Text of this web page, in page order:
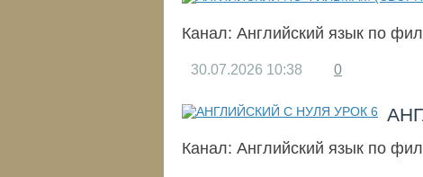
Канал: Английский язык по
30.07.2026 10:38 0
Канал: Английский язык по